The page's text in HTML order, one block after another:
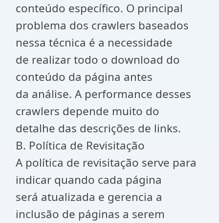
conteúdo específico. O principal
problema dos crawlers baseados
nessa técnica é a necessidade
de realizar todo o download do
conteúdo da página antes
da análise. A performance desses
crawlers depende muito do
detalhe das descrições de links.
B. Política de Revisitação
A política de revisitação serve para
indicar quando cada página
será atualizada e gerencia a
inclusão de páginas a serem